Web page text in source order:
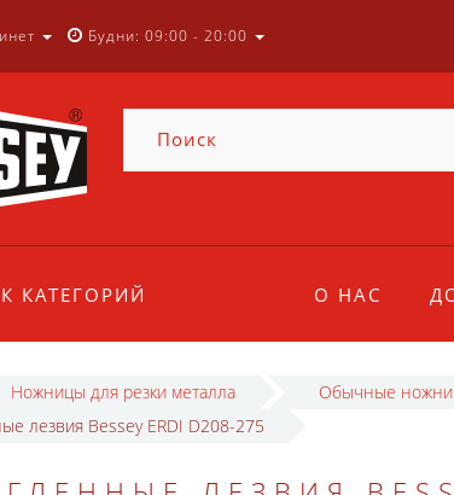
Будни: 09:00 - 20:00
КАТЕГОРИЙ О НАС
Ножницы для резки металла Обычные
лезвия Bessey ERDI D208-275